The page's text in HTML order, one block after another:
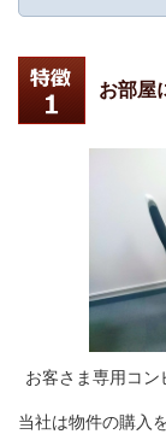
お部屋
お客さま専用コン
当社は物件の購入